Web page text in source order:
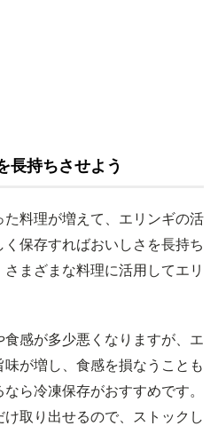
長持ちさせよう
料理が増えて、エリンギの活
保存すればおいしさを長持ち
まざまな料理に活用してエリ
感が多少悪くなりますが、エ
が増し、食感を損なうことも
ら冷凍保存がおすすめです。
取り出せるので、ストックし